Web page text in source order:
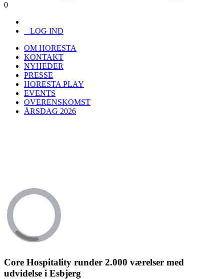
0
LOG IND
OM HORESTA
KONTAKT
NYHEDER
PRESSE
HORESTA PLAY
EVENTS
OVERENSKOMST
ÅRSDAG 2026
Core Hospitality runder 2.000 værelser med
udvidelse i Esbjerg